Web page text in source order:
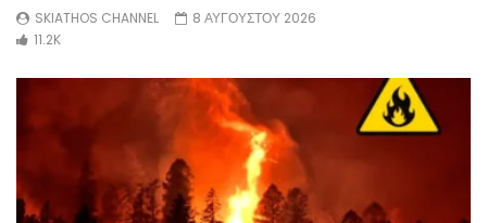
SKIATHOS CHANNEL
8 ΑΥΓΟΥΣΤΟΥ 2026
11.2K